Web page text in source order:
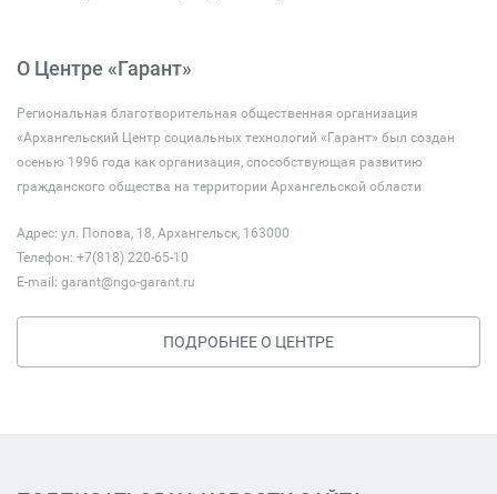
О Центре «Гарант»
Региональная благотворительная общественная организация
«Архангельский Центр социальных технологий «Гарант» был создан
осенью 1996 года как организация, способствующая развитию
гражданского общества на территории Архангельской области
Адрес: ул. Попова, 18, Архангельск, 163000
Телефон: +7(818) 220-65-10
E-mail: garant@ngo-garant.ru
ПОДРОБНЕЕ О ЦЕНТРЕ